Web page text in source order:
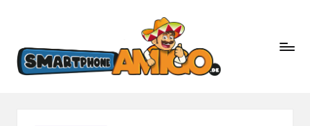
m
a
rt
in
der